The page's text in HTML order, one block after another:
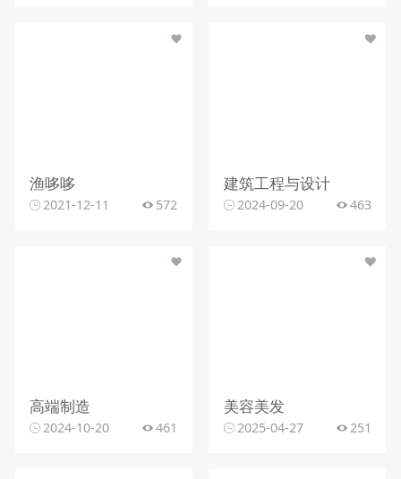
渔哆哆
2021-12-11 572
建筑工程与设计
2024-09-20 463
高端制造
2024-10-20 461
美容美发
2025-04-27 251